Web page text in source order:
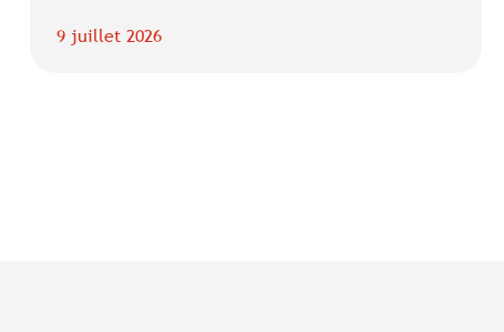
9 juillet 2026